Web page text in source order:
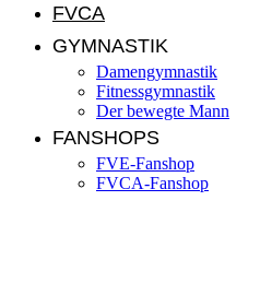
FVCA
GYMNASTIK
Damengymnastik
Fitnessgymnastik
Der bewegte Mann
FANSHOPS
FVE-Fanshop
FVCA-Fanshop